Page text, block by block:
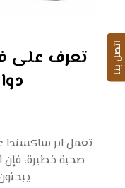
تعرف على
تعمل ابر ساكسندا
صحية خطيرة، فإن
اتصل بنا